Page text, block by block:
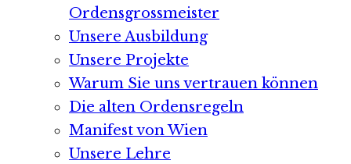
Ordensgrossmeister
Unsere Ausbildung
Unsere Projekte
Warum Sie uns vertrauen können
Die alten Ordensregeln
Manifest von Wien
Unsere Lehre